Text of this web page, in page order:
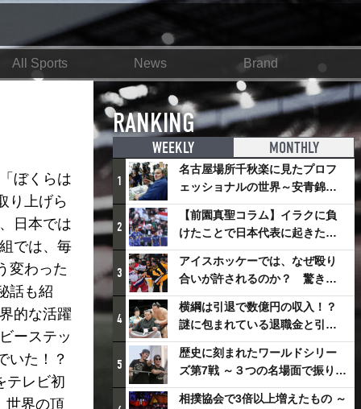
All Sports News Brand
ぼくらは
り上げら
日本では
では、毎
変わった
話も紹
的な活躍
ーステッ
いた！？
テレビ初
世界の頂
RANKING
WEEKLY MONTHLY
1
名古屋場所千秋楽に見たプロフ
ェッショナルの世界～安青錦の
優勝を巡るさまざまなドラマ
2
【前園真聖コラム】イラクに負
けたことで日本代表に起きたプ
ラスとは
3
アイスホッケーでは、なぜ殴り
合いが許されるのか？ 驚きの
「ファイティング」ルールにつ
いて
4
横綱は引退で数億円の収入！？
謎に包まれている退職金と引退
相撲興行
5
歴史に刻まれたワールドシリー
ズ第7戦 ～３つの名場面で振り返
る～
相撲協会で3倍以上増えたもの ～